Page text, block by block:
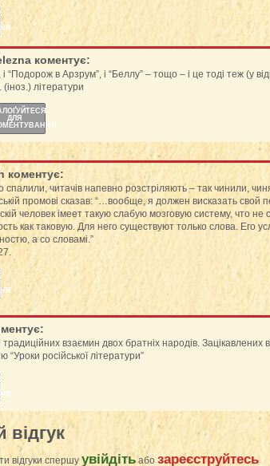
коментує:
і “Подорож в Арзрум”, і “Беллу” – тощо – і це тоді теж (у
(іноз.) літератури
ДЛЯ
коментує:
спалили, читачів напевно розстріляють – так чинили,
промові сказав: “…вообще, я должен висказать свой
человек імеет такую слабую мозговую систему, что не
как таковую. Для него существуют только слова. Его
а со словамі.”
традиційних взаємин двох братніх народів. Зацікавлених
“Уроки російської літератури”
відгук
відгуки спершу увійдіть або зареєструйтесь